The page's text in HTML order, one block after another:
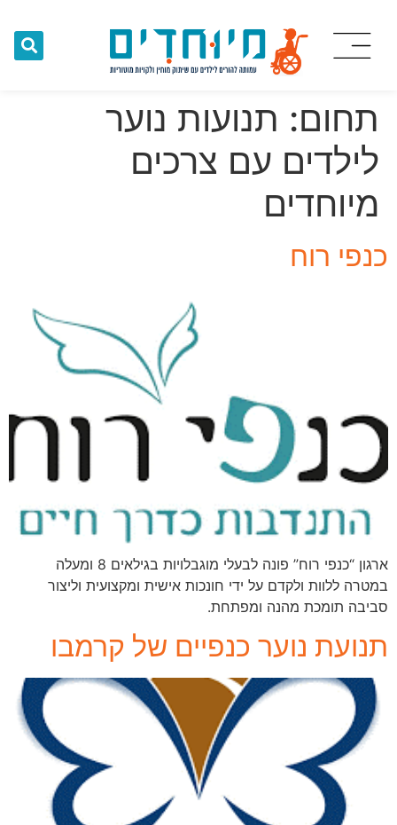
תחום: תנועות נוער
לילדים עם צרכים
מיוחדים
כנפי רוח
ארגון “כנפי רוח” פונה לבעלי מוגבלויות בגילאים 8 ומעלה
במטרה ללוות ולקדם על ידי חונכות אישית ומקצועית וליצור
סביבה תומכת מהנה ומפתחת.
תנועת נוער כנפיים של קרמבו